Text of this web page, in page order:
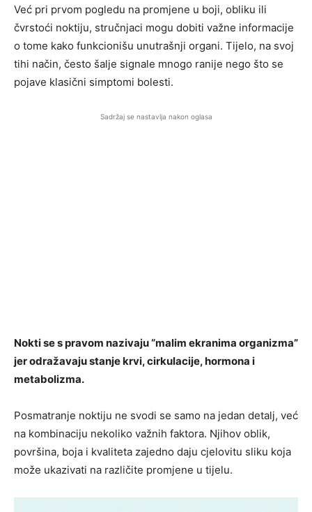
Već pri prvom pogledu na promjene u boji, obliku ili
čvrstoći noktiju, stručnjaci mogu dobiti važne informacije
o tome kako funkcionišu unutrašnji organi. Tijelo, na svoj
tihi način, često šalje signale mnogo ranije nego što se
pojave klasični simptomi bolesti.
Sadržaj se nastavlja nakon oglasa
Nokti se s pravom nazivaju “malim ekranima organizma”
jer odražavaju stanje krvi, cirkulacije, hormona i
metabolizma.
Posmatranje noktiju ne svodi se samo na jedan detalj, već
na kombinaciju nekoliko važnih faktora. Njihov oblik,
površina, boja i kvaliteta zajedno daju cjelovitu sliku koja
može ukazivati na različite promjene u tijelu.